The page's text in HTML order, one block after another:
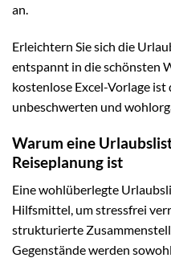
an.
Erleichtern Sie sich die
entspannt in die schönsten
kostenlose Excel-Vorlage
unbeschwerten und
Warum eine
Reiseplanung ist
Eine wohlüberlegte
Hilfsmittel, um stressfrei
strukturierte
Gegenstände werden